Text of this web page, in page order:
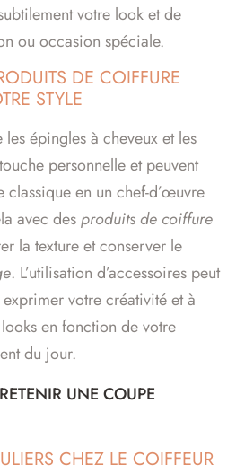
votre look et de
ou occasion spéciale.
DE COIFFURE
STYLE
les épingles à cheveux et les
personnelle et peuvent
en un chef-d’œuvre
avec desproduits de coiffure
la texture et conserver le
. L’utilisation d’accessoires peut
votre créativité et à
en fonction de votre
du jour.
UNE COUPE
CHEZ LE COIFFEUR